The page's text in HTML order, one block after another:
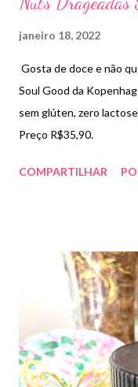
janeiro 18, 2022
Gosta de doce e não
Soul Good da
sem glúten, zero
Preço R$35,90.
COMPARTILHAR